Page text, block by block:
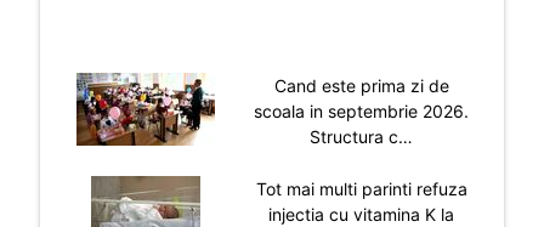
Cand este prima zi de
scoala in septembrie 2026.
Structura c…
Tot mai multi parinti refuza
injectia cu vitamina K la